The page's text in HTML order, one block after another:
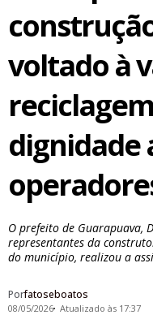
voltado à
dignidade
O prefeito de Guarapuava,
representantes da
do município, realizou a
Porfatoseboatos
08/05/2026 Atualizado às 17:37